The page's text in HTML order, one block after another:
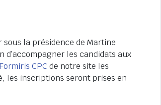
sous la présidence de Martine
les candidats aux
CPC de notre site les
les inscriptions seront prises en